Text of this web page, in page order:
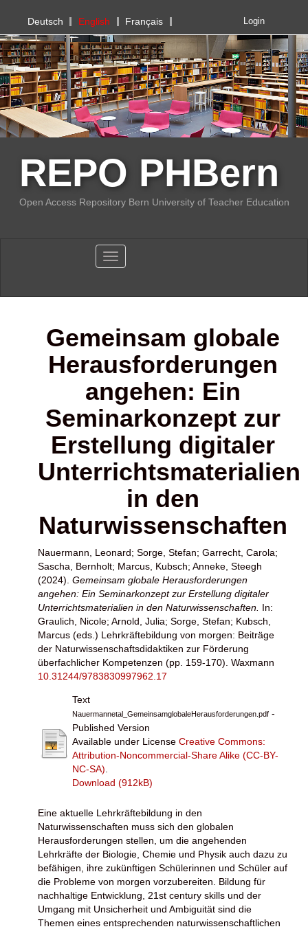
PHBern
Deutsch English Français Login
REPO PHBern
Open Access Repository Bern University of Teacher Education
Toggle navigation
Gemeinsam globale
Herausforderungen
angehen: Ein
Seminarkonzept zur
Erstellung digitaler
Unterrichtsmaterialien
in den
Naturwissenschaften
Nauermann, Leonard; Sorge, Stefan; Garrecht, Carola;
Sascha, Bernholt; Marcus, Kubsch; Anneke, Steegh
(2024). Gemeinsam globale Herausforderungen
angehen: Ein Seminarkonzept zur Erstellung digitaler
Unterrichtsmaterialien in den Naturwissenschaften. In:
Graulich, Nicole; Arnold, Julia; Sorge, Stefan; Kubsch,
Marcus (eds.) Lehrkräftebildung von morgen: Beiträge
der Naturwissenschaftsdidaktiken zur Förderung
überfachlicher Kompetenzen (pp. 159-170). Waxmann
10.31244/9783830997962.17
Text
Nauermannetal_GemeinsamglobaleHerausforderungen.pdf -
Published Version
Available under License Creative Commons:
Attribution-Noncommercial-Share Alike (CC-BY-
NC-SA)
Download (912kB)
Eine aktuelle Lehrkräftebildung in den
Naturwissenschaften muss sich den globalen
Herausforderungen stellen, um die angehenden
Lehrkräfte der Biologie, Chemie und Physik auch dazu zu
befähigen, ihre zukünftigen Schülerinnen und Schüler auf
die Probleme von morgen vorzubereiten. Bildung für
nachhaltige Entwicklung, 21st century skills und der
Umgang mit Unsicherheit und Ambiguität sind die
Themen eines entsprechenden naturwissenschaftlichen